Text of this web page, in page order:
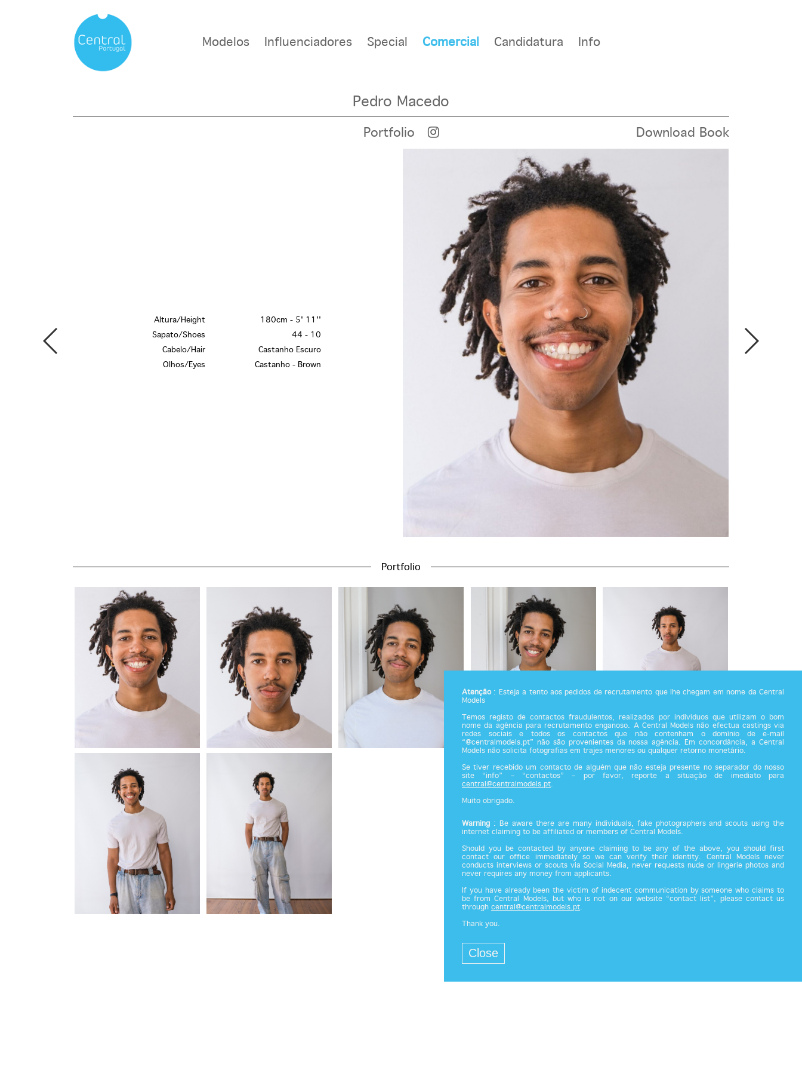
Modelos Influenciadores Special Comercial Candidatura Info
Pedro Macedo
Portfolio Download Book
Altura/Height
180cm - 5' 11''
Sapato/Shoes
44 - 10
Cabelo/Hair
Castanho Escuro
Olhos/Eyes
Castanho - Brown
Portfolio
Atenção: Esteja a tento aos pedidos de recrutamento que lhe chegam em nome da Central
Models
Temos registo de contactos fraudulentos, realizados por indivíduos que utilizam o bom
nome da agência para recrutamento enganoso. A Central Models não efectua castings via
redes sociais e todos os contactos que não contenham o domínio de e-mail
“@centralmodels.pt” não são provenientes da nossa agência. Em concordância, a Central
Models não solicita fotografias em trajes menores ou qualquer retorno monetário.
Se tiver recebido um contacto de alguém que não esteja presente no separador do nosso
site “info” – “contactos” – por favor, reporte a situação de imediato para
central@centralmodels.pt.
Muito obrigado.
Warning : Be aware there are many individuals, fake photographers and scouts using the
internet claiming to be affiliated or members of Central Models.
Should you be contacted by anyone claiming to be any of the above, you should first
contact our office immediately so we can verify their identity. Central Models never
conducts interviews or scouts via Social Media, never requests nude or lingerie photos and
never requires any money from applicants.
If you have already been the victim of indecent communication by someone who claims to
be from Central Models, but who is not on our website “contact list”, please contact us
through central@centralmodels.pt.
Thank you.
Close